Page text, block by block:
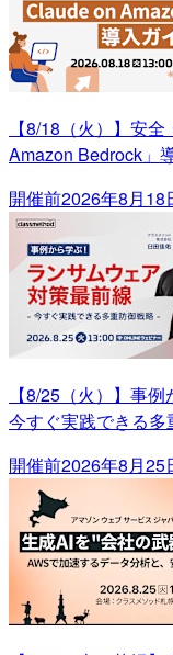
【8/18（火）】安
Amazon Bedrock」
開催前2026年8月18
【8/25（火）】事
今すぐ実践できる多
開催前2026年8月25